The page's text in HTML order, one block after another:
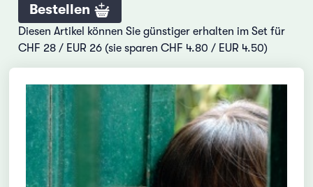
Bestellen
Diesen Artikel können Sie günstiger erhalten im Set für
CHF 28 / EUR 26 (sie sparen CHF 4.80 / EUR 4.50)